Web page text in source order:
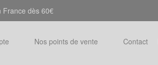
France dès 60€
Nos points de vente Contact